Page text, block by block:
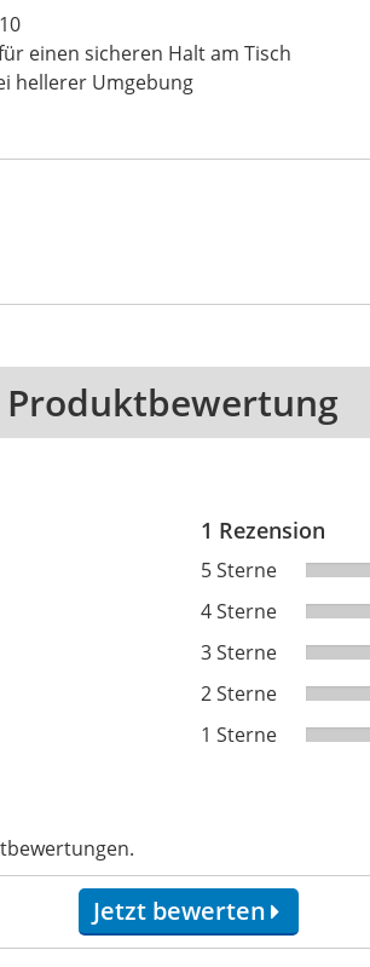
einen sicheren Halt am Tisch
hellerer Umgebung
Produktbewertung
1 Rezension
5 Sterne
4 Sterne
3 Sterne
2 Sterne
1 Sterne
Jetzt bewerten